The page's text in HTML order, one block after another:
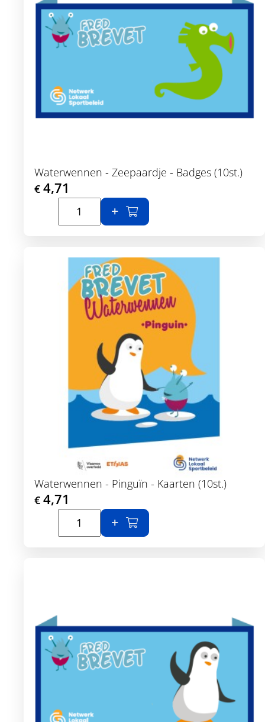
Waterwennen - Zeepaardje - Badges (10st.)
€ 4,71
In winkelmand
Waterwennen - Pinguïn - Kaarten (10st.)
€ 4,71
In winkelmand